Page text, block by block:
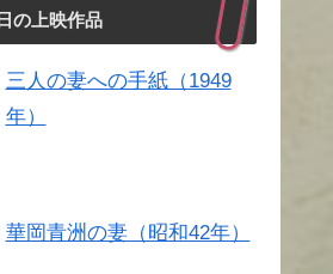
の上映作品
三人の妻への手紙（1949
年）
華岡青洲の妻（昭和42年）